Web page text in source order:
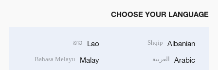
CHOOSE YOUR LANGUAGE
Albanian
Shqip
Arabic العربية
Lao
ລາວ
Malay
Bahasa Melayu